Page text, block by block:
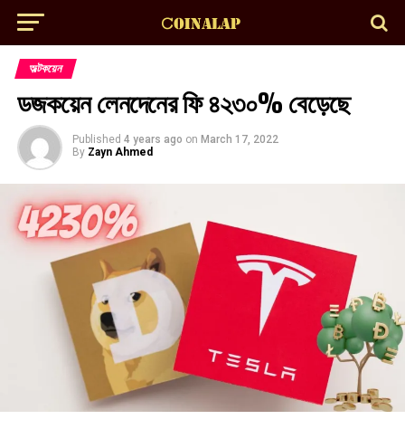
অল্টকয়েন
ডজকয়েন লেনদেনের ফি ৪২৩০% বেড়েছে
Published 4 years ago on March 17, 2022
By Zayn Ahmed